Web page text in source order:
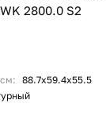
2800.0 S2
88.7x59.4x55.5